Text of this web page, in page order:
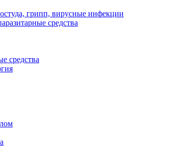
грипп, вирусные инфекции
средства
средства